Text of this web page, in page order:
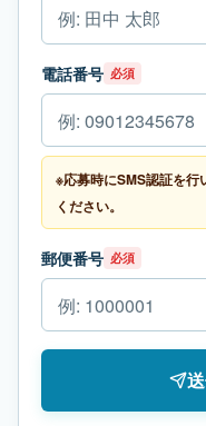
電話番号 必須
※応募時にSMS認証を行
ください。
郵便番号 必須